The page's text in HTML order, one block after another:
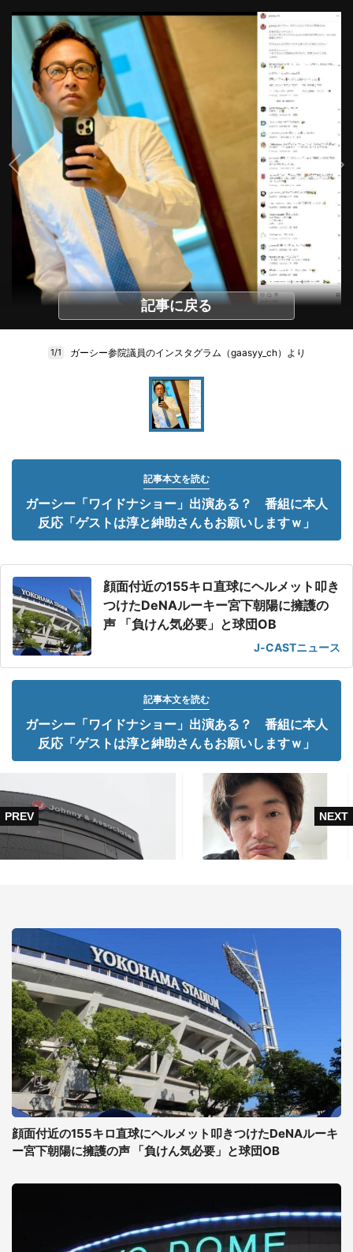
記事に戻る
1/1 ガーシー参院議員のインスタグラム（gaasyy_ch）より
記事本文を読む
ガーシー「ワイドナショー」出演ある？ 番組に本人
反応「ゲストは淳と紳助さんもお願いしますｗ」
顔面付近の155キロ直球にヘルメット叩き
つけたDeNAルーキー宮下朝陽に擁護の
声 「負けん気必要」と球団OB
J-CASTニュース
記事本文を読む
ガーシー「ワイドナショー」出演ある？ 番組に本人
反応「ゲストは淳と紳助さんもお願いしますｗ」
顔面付近の155キロ直球にヘルメット叩きつけたDeNAルーキ
ー宮下朝陽に擁護の声 「負けん気必要」と球団OB